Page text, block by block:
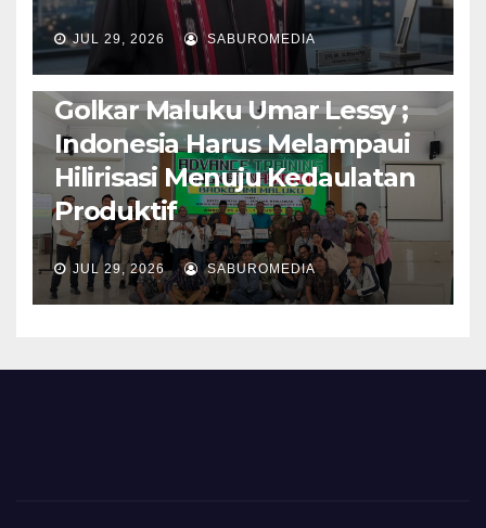
JUL 29, 2026 SABUROMEDIA
AMBON METRO JURNALISME AKTIVIS
PENDIDIKAN & OLAHRAGA THE MOLUCCAS
Isi Materi LK-III HMI, Ketua
Golkar Maluku Umar Lessy ;
Indonesia Harus Melampaui
Hilirisasi Menuju Kedaulatan
Produktif
JUL 29, 2026 SABUROMEDIA